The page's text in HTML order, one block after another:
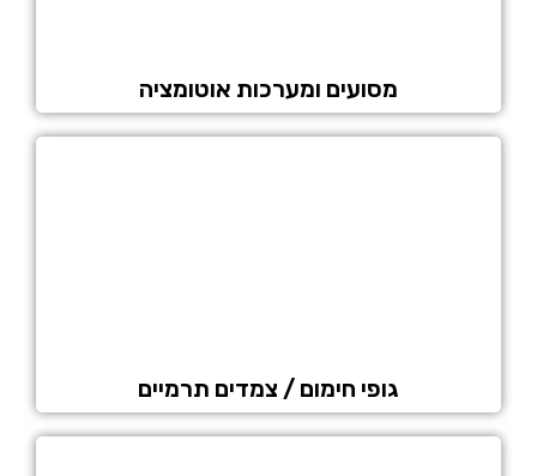
מסועים ומערכות אוטומציה
גופי חימום / צמדים תרמיים